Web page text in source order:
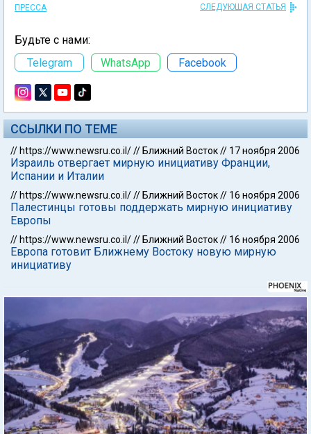
ПРЕССА СЛЕДУЮЩАЯ СТАТЬЯ
Будьте с нами:
Telegram
WhatsApp Facebook
ССЫЛКИ ПО ТЕМЕ
// https://www.newsru.co.il/// Ближний Восток// 17 ноября 2006
Израиль отвергает мирную инициативу Франции,
Испании и Италии
// https://www.newsru.co.il/// Ближний Восток// 16 ноября 2006
Палестинцы готовы поддержать мирную инициативу
Европы
// https://www.newsru.co.il/// Ближний Восток// 16 ноября 2006
Европа готовит Ближнему Востоку новую мирную
инициативу